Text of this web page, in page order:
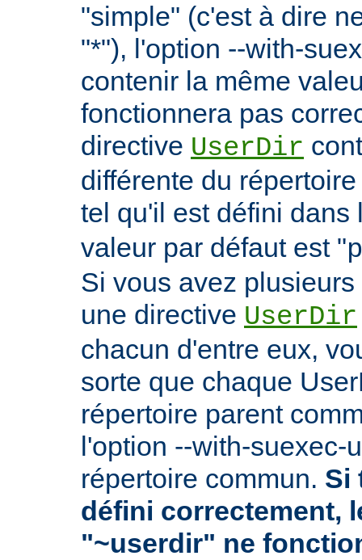
"simple" (c'est à dire
"*"), l'option --with-
contenir la même
fonctionnera pas
directive UserDir
différente du
tel qu'il est défini
valeur par défaut est "
Si vous avez
une directive UserDir
chacun d'entre eux,
sorte que chaque
répertoire parent
l'option --with-suexec-
répertoire commun. Si
défini correctement,
"~userdir" ne